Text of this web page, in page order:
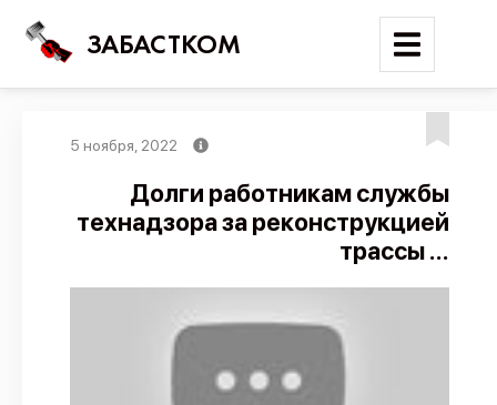
ЗАБАСТКОМ
Поиск
Трудовые конфликты
Отчеты
5 ноября, 2022
Долги работникам службы
технадзора за реконструкцией
трассы ...